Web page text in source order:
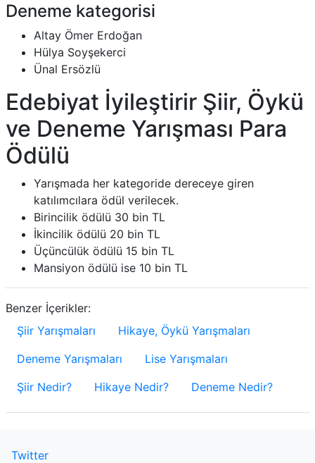
Deneme kategorisi
Altay Ömer Erdoğan
Hülya Soyşekerci
Ünal Ersözlü
Edebiyat İyileştirir Şiir, Öykü
ve Deneme Yarışması Para
Ödülü
Yarışmada her kategoride dereceye giren
katılımcılara ödül verilecek.
Birincilik ödülü 30 bin TL
İkincilik ödülü 20 bin TL
Üçüncülük ödülü 15 bin TL
Mansiyon ödülü ise 10 bin TL
Benzer İçerikler:
Şiir Yarışmaları
Hikaye, Öykü Yarışmaları
Deneme Yarışmaları
Lise Yarışmaları
Şiir Nedir?
Hikaye Nedir? Deneme Nedir?
Twitter